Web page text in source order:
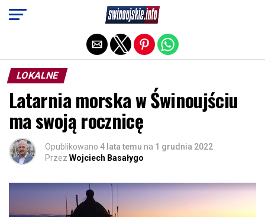
LOKALNE
Latarnia morska w Świnoujściu
ma swoją rocznicę
Opublikowano 4 lata temu na 1 grudnia 2022
Przez Wojciech Basałygo
Exit mobile version